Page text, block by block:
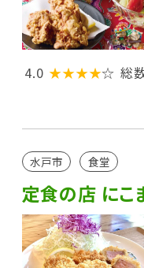
4.0 ★★★★☆ 総
水戸市 食堂
定食の店 にこ